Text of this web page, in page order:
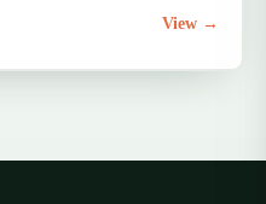
View →